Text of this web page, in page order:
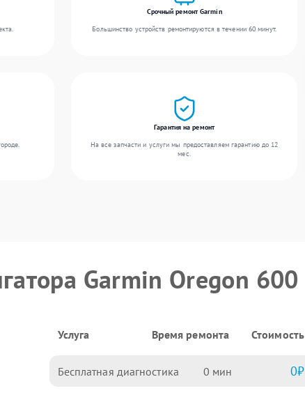
Срочный ремонт Garmin
Большинство устройств ремонтируются в течении 60 минут.
Гарантия на ремонт
На все запчасти и услуги мы предоставляем гарантию до 12
мес.
Garmin Oregon 600
Услуга Время ремонта Стоимость
Бесплатная диагностика 0 0